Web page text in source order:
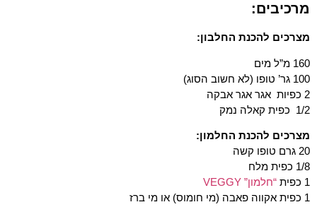
מרכיבים:
מצרכים להכנת החלבון:
160 מ”ל מים
100 גר’ טופו (לא חשוב הסוג)
2 כפיות אגר אגר אבקה
1/2 כפית קאלה נמק
מצרכים להכנת החלמון:
20 גרם טופו קשה
1/8 כפית מלח
1 כפית
“חלמון” VEGGY
1 כפית אקווה פאבה (מי חומוס) או מי ברז